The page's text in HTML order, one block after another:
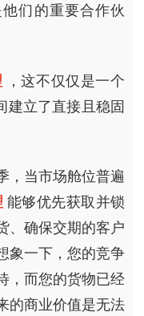
们的重要合作伙
，这不仅仅是一个
建立了直接且稳固
，当市场舱位普遍
能够优先获取并锁
、确保交期的客户
象一下，您的竞争
，而您的货物已经
的商业价值是无法